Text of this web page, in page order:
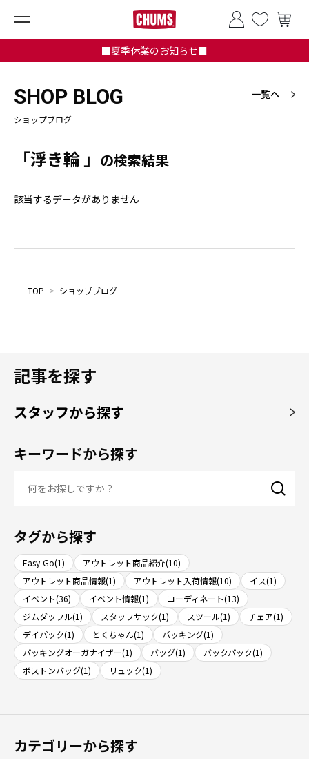
■夏季休業のお知らせ■
SHOP BLOG
ショップブログ
一覧へ
「浮き輪 」 の検索結果
該当するデータがありません
TOP > ショップブログ
記事を探す
スタッフから探す
キーワードから探す
タグから探す
Easy-Go(1)
アウトレット商品紹介(10)
アウトレット商品情報(1)
アウトレット入荷情報(10)
イス(1)
イベント(36)
イベント情報(1)
コーディネート(13)
ジムダッフル(1)
スタッフサック(1) スツール(1)
チェア(1)
デイパック(1)
とくちゃん(1)
パッキング(1)
パッキングオーガナイザー(1)
バッグ(1)
バックパック(1)
ボストンバッグ(1)
リュック(1)
カテゴリーから探す